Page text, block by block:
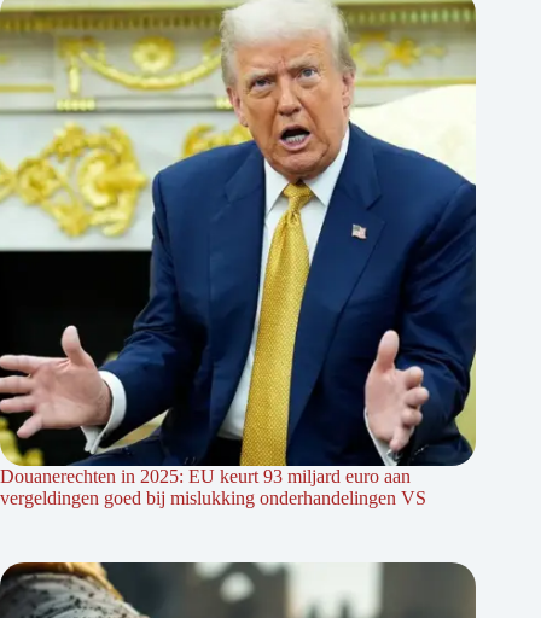
Douanerechten in 2025: EU keurt 93 miljard euro aan
vergeldingen goed bij mislukking onderhandelingen VS